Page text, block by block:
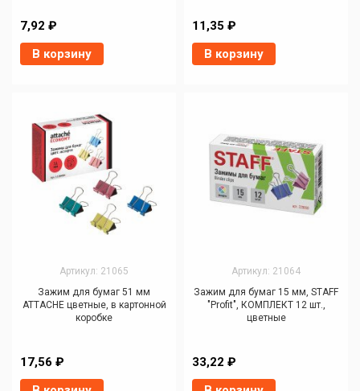
7,92 ₽
В корзину
11,35 ₽
В корзину
Артикул: 21065
Зажим для бумаг 51 мм
ATTACHE цветные, в картонной
коробке
17,56 ₽
Артикул: 21064
Зажим для бумаг 15 мм, STAFF
"Profit", КОМПЛЕКТ 12 шт.,
цветные
33,22 ₽